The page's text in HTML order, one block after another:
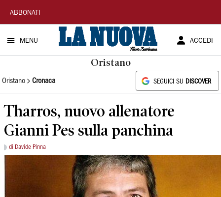
La
Nuova
Sardegna
ABBONATI
MENU ACCEDI
Oristano
Oristano Cronaca SEGUICI SU DISCOVER
Tharros, nuovo allenatore
Gianni Pes sulla panchina
di Davide Pinna